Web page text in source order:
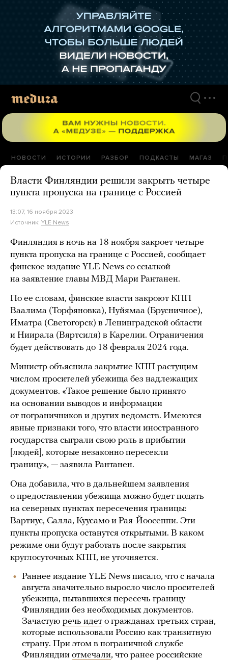
НОВОСТИ ИСТОРИИ РАЗБОР ПОДКАСТЫ МАГАЗ
Власти Финляндии решили закрыть четыре
пункта пропуска на границе с Россией
13:07, 16 ноября 2023
Источник: YLE News
Финляндия в ночь на 18 ноября закроет четыре
пункта пропуска на границе с Россией, сообщает
финское издание YLE News со ссылкой
на заявление главы МВД Мари Рантанен.
По ее словам, финские власти закроют КПП
Ваалима (Торфяновка), Нуйямаа (Брусничное),
Иматра (Светогорск) в Ленинградской области
и Ниирала (Вяртсиля) в Карелии. Ограничения
будет действовать до 18 февраля 2024 года.
Министр объяснила закрытие КПП растущим
числом просителей убежища без надлежащих
документов. «Такое решение было принято
на основании выводов и информации
от пограничников и других ведомств. Имеются
явные признаки того, что власти иностранного
государства сыграли свою роль в прибытии
[людей], которые незаконно пересекли
границу», — заявила Рантанен.
Она добавила, что в дальнейшем заявления
о предоставлении убежища можно будет подать
на северных пунктах пересечения границы:
Вартиус, Салла, Куусамо и Рая-Йоосеппи. Эти
пункты пропуска останутся открытыми. В каком
режиме они будут работать после закрытия
круглосуточных КПП, не уточняется.
Раннее издание YLE News писало, что с начала
августа значительно выросло число просителей
убежища, пытавшихся пересечь границу
Финляндии без необходимых документов.
Зачастую речь идет о гражданах третьих стран,
которые использовали Россию как транзитную
страну. При этом в пограничной службе
Финляндии отмечали, что ранее российские